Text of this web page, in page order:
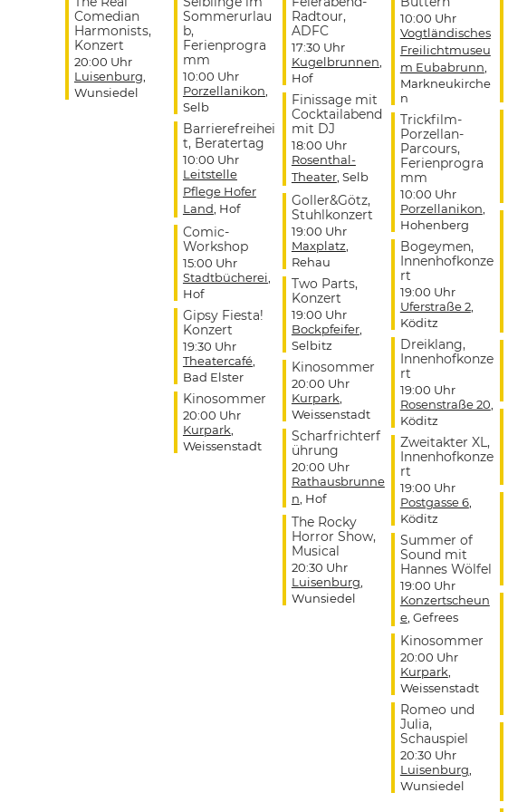
Comedian
Harmonists,
Konzert
20:00 Uhr
Luisenburg
Wunsiedel
Sommerurlau
b,
Ferienprogra
mm
10:00 Uhr
Porzellanikon
Selb
Barrierefreihei
t, Beratertag
10:00 Uhr
Leitstelle
Pflege Hofer
Land , Hof
Comic-
Workshop
15:00 Uhr
Stadtbücherei
Hof
Gipsy Fiesta!
Konzert
19:30 Uhr
Theatercafé,
Bad Elster
Kinosommer
20:00 Uhr
Kurpark
Weissenstadt
Radtour,
ADFC
17:30 Uhr
Kugelbrunnen
Hof
Finissage mit
Cocktailabend
mit DJ
18:00 Uhr
Rosenthal-
Theater, Selb
Goller&Götz,
Stuhlkonzert
19:00 Uhr
Maxplatz
Rehau
Two Parts,
Konzert
19:00 Uhr
Bockpfeifer,
Selbitz
Kinosommer
20:00 Uhr
Kurpark
Weissenstadt
Scharfrichterf
ührung
20:00 Uhr
Rathausbrunne
n , Hof
The Rocky
Horror Show,
Musical
20:30 Uhr
Luisenburg
Wunsiedel
10:00 Uhr
Vogtländisches
Freilichtmuseu
m Eubabrunn
Markneukirche
n
Trickfilm-
Porzellan-
Parcours,
Ferienprogra
mm
10:00 Uhr
Porzellanikon
Hohenberg
Bogeymen,
Innenhofkonze
rt
19:00 Uhr
Uferstraße 2,
Köditz
Dreiklang,
Innenhofkonze
rt
19:00 Uhr
Rosenstraße 20
Köditz
Zweitakter XL,
Innenhofkonze
rt
19:00 Uhr
Postgasse 6,
Köditz
Summer of
Sound mit
Hannes Wölfel
19:00 Uhr
Konzertscheun
e, Gefrees
Kinosommer
20:00 Uhr
Kurpark
Weissenstadt
Romeo und
Julia,
Schauspiel
20:30 Uhr
Luisenburg
Wunsiedel